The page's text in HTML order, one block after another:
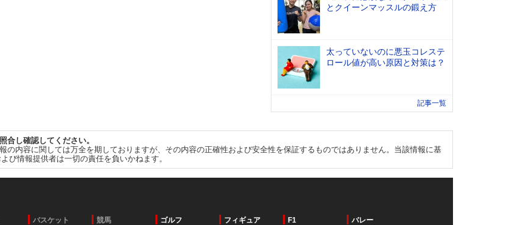
とクイーンマッスルの鍛え方
太っていないのに悪玉コレステ
ロール値が高い原因と対策は？
記事一覧
合し確認してください。
の内容に関しては万全を期しておりますが、その内容の正確性および安全性を保証するものではありません。当該情報に基
び情報提供者は一切の責任を負いかねます。
バスケット 競馬 ゴルフ フィギュア F1 バレー